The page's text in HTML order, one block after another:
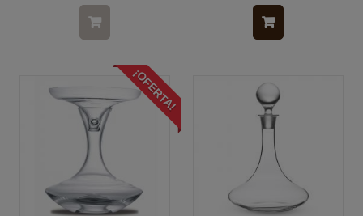
¡OFERTA!